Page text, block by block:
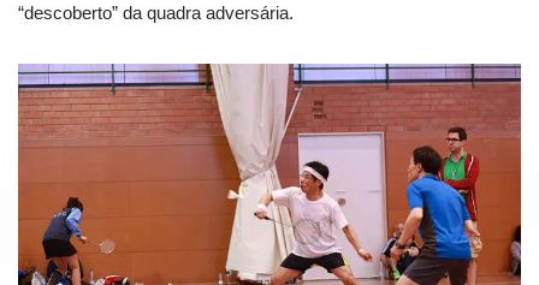
“descoberto” da quadra adversária.